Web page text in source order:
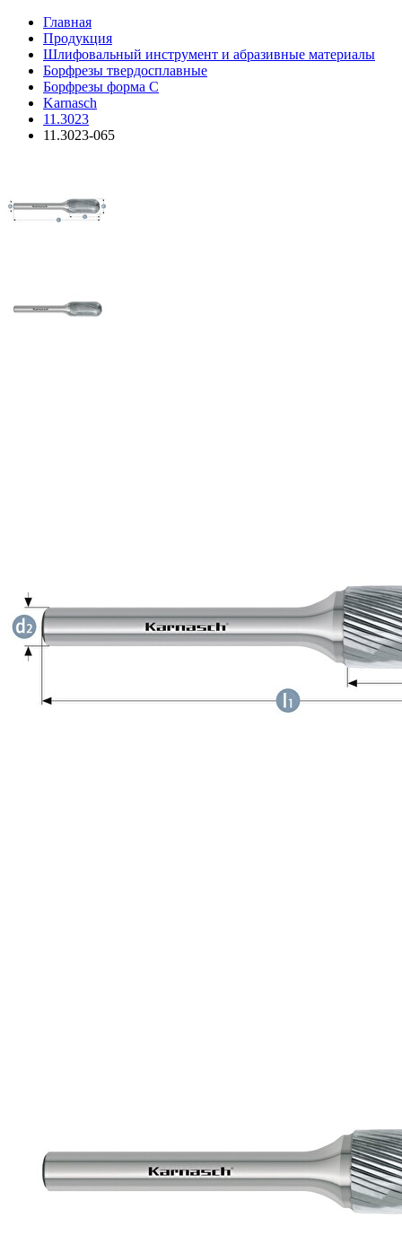
Главная
Продукция
Шлифовальный инструмент и абразивные материалы
Борфрезы твердосплавные
Борфрезы форма C
Karnasch
11.3023
11.3023-065